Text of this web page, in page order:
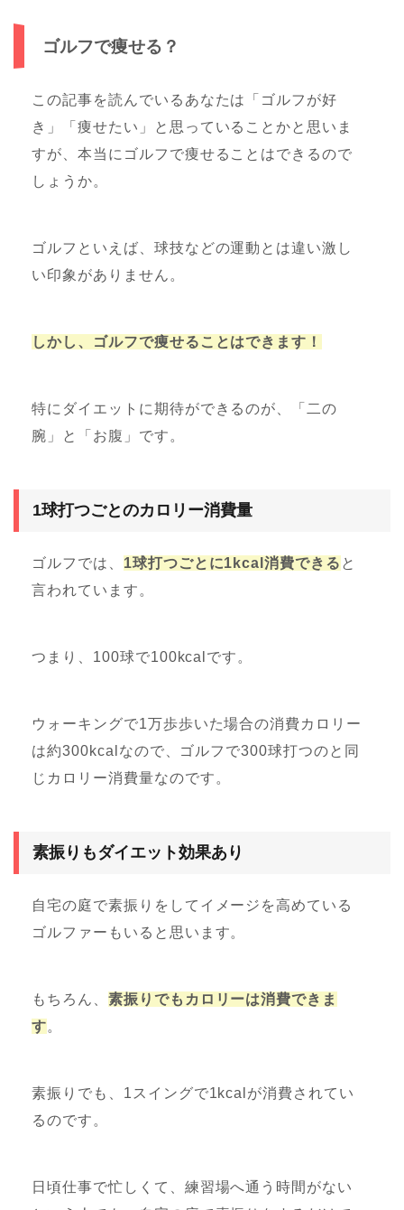
ゴルフで痩せる？
この記事を読んでいるあなたは「ゴルフが好
き」「痩せたい」と思っていることかと思いま
すが、本当にゴルフで痩せることはできるので
しょうか。
ゴルフといえば、球技などの運動とは違い激し
い印象がありません。
しかし、ゴルフで痩せることはできます！
特にダイエットに期待ができるのが、「二の
腕」と「お腹」です。
1球打つごとのカロリー消費量
ゴルフでは、 1球打つごとに1kcal消費できる と
言われています。
つまり、100球で100kcalです。
ウォーキングで1万歩歩いた場合の消費カロリー
は約300kcalなので、ゴルフで300球打つのと同
じカロリー消費量なのです。
素振りもダイエット効果あり
自宅の庭で素振りをしてイメージを高めている
ゴルファーもいると思います。
もちろん、 素振りでもカロリーは消費できま
す。
素振りでも、1スイングで1kcalが消費されてい
るのです。
日頃仕事で忙しくて、練習場へ通う時間がない